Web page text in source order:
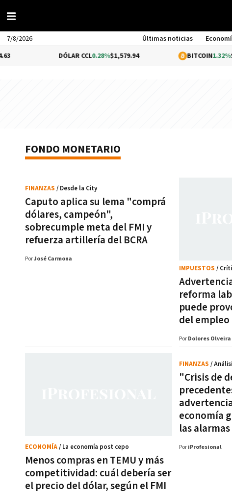
7/8/2026 Últimas noticias
DÓLAR CCL0.28%$1,579.94 BITCOIN1.32%
FONDO MONETARIO
Caputo aplica su lema "comprá
dólares, campeón",
sobrecumple meta del FMI y
refuerza artillería del BCRA
FINANZAS / Desde la City
PorJosé Carmona
reforma
puede
del empleo
IMPUESTOS /
Por Dolores Olveira
Menos compras en TEMU y más
competitividad: cuál debería ser
el precio del dólar, según el FMI
ECONOMÍA/ La economía post cepo
"Crisis de
economía
las alarmas
FINANZAS /
Por iProfesional